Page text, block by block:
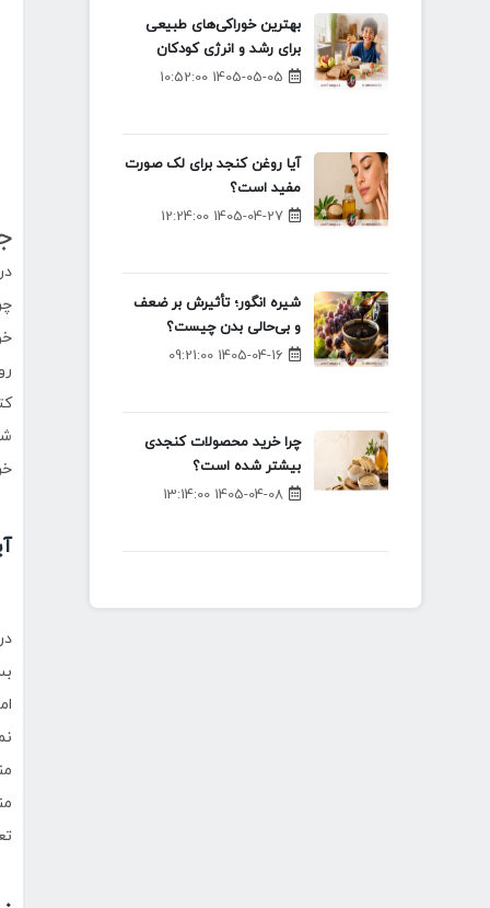
بهترین خوراکی‌های طبیعی
برای رشد و انرژی کودکان
1405-05-05 10:52:00
آیا روغن کنجد برای لک صورت
مفید است؟
1405-04-27 12:24:00
شیره انگور؛ تأثیرش بر ضعف
و بی‌حالی بدن چیست؟
1405-04-16 09:21:00
چرا خرید محصولات کنجدی
بیشتر شده است؟
1405-04-08 13:14:00